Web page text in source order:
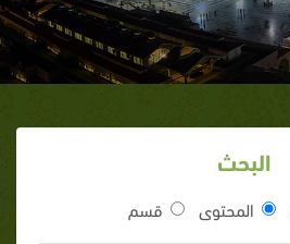
البحث
المحتوى قسم